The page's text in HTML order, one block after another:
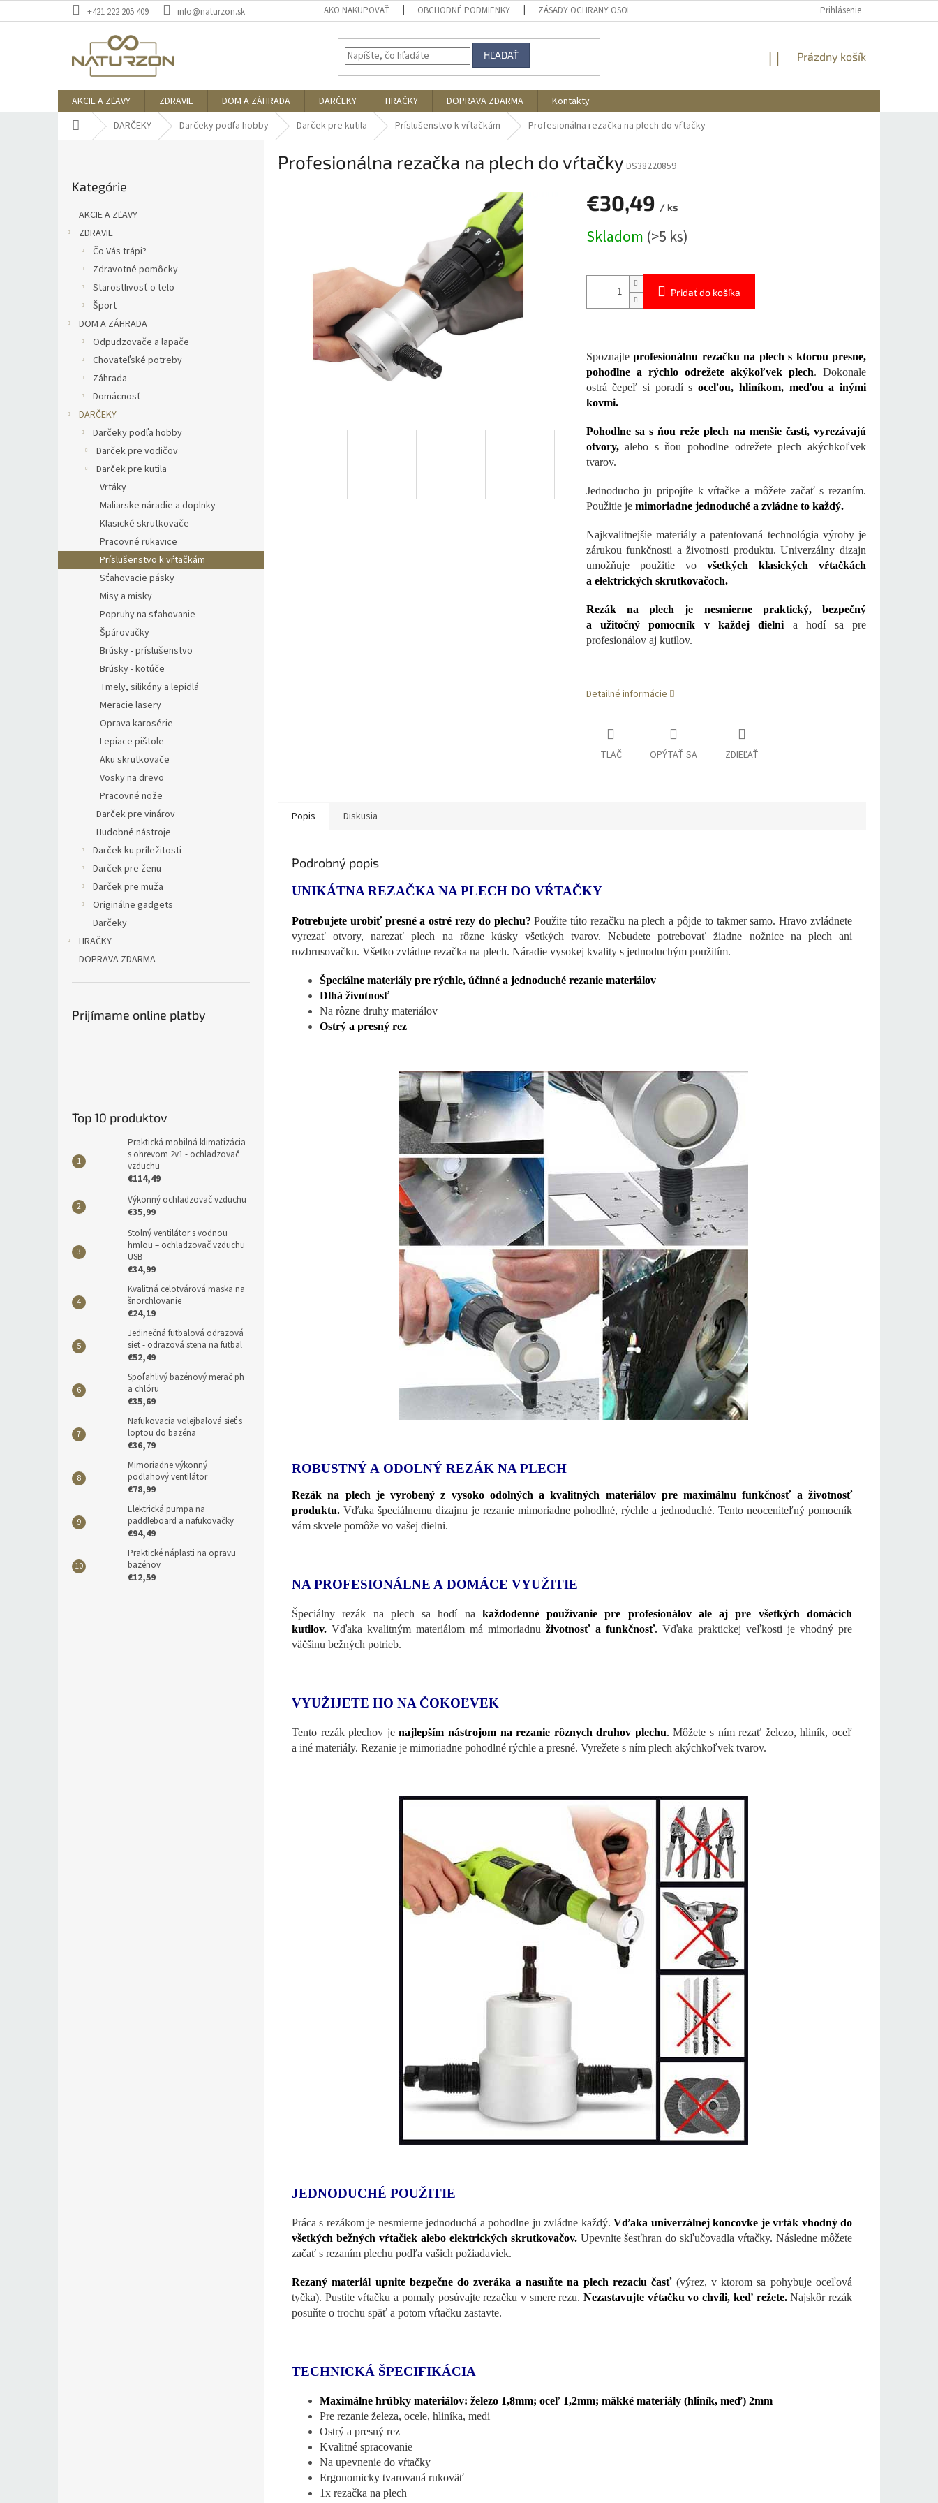
na
+421 222 205 409 info@naturzon.sk AKO NAKUPOVAŤ OBCHODNÉ PODMIENKY ZÁSADY OCHRANY OSOBNÝCH ÚDAJOV REKLAMÁCIA A VRÁTENIE
Prihlásenie
HĽADAŤ
NÁKUPNÝ
Prázdny košík
AKCIE A ZĽAVY ZDRAVIE DOM A ZÁHRADA DARČEKY HRAČKY DOPRAVA ZDARMA
Kontakty
DomovDARČEKY Darčeky podľa hobby Darček pre kutila Príslušenstvo k vŕtačkám Profesionálna rezačka na plech do vŕtačky
kategórie
Kategórie
AKCIE A ZĽAVY
ZDRAVIE
Čo Vás trápi?
Zdravotné pomôcky
Starostlivosť o telo
Šport
DOM A ZÁHRADA
Odpudzovače a lapače
Chovateľské potreby
Záhrada
Domácnosť
DARČEKY
Darčeky podľa hobby
Darček pre vodičov
Darček pre kutila
Vrtáky
Maliarske náradie a doplnky
Klasické skrutkovače
Pracovné rukavice
Príslušenstvo k vŕtačkám
Sťahovacie pásky
Misy a misky
Popruhy na sťahovanie
Špárovačky
Brúsky - príslušenstvo
Brúsky - kotúče
Tmely, silikóny a lepidlá
Meracie lasery
Oprava karosérie
Lepiace pištole
Aku skrutkovače
Vosky na drevo
Pracovné nože
Darček pre vinárov
Hudobné nástroje
Darček ku príležitosti
Darček pre ženu
Darček pre muža
Originálne gadgets
Darčeky
HRAČKY
DOPRAVA ZDARMA
Prijímame online platby
Top 10 produktov
Praktická mobilná klimatizácia
s ohrevom 2v1 - ochladzovač
vzduchu
€114,49
Výkonný ochladzovač vzduchu
€35,99
Stolný ventilátor s vodnou
hmlou – ochladzovač vzduchu
USB
€34,99
Kvalitná celotvárová maska na
šnorchlovanie
€24,19
Jedinečná futbalová odrazová
sieť - odrazová stena na futbal
€52,49
Spoľahlivý bazénový merač ph
a chlóru
€35,69
Nafukovacia volejbalová sieť s
loptou do bazéna
€36,79
Mimoriadne výkonný
podlahový ventilátor
€78,99
Elektrická pumpa na
paddleboard a nafukovačky
€94,49
Praktické náplasti na opravu
bazénov
€12,59
Profesionálna rezačka na plech do vŕtačky DS38220859
€30,49 / ks
cena:
Skladom (>5 ks)
Pridať do košíka
Spoznajte profesionálnu rezačku na plech s ktorou presne,
pohodlne a rýchlo odrežete akýkoľvek plech. Dokonale
ostrá čepeľ si poradí soceľou, hliníkom, meďou a inými
kovmi.
Pohodlne sa s ňou reže plech na menšie časti, vyrezávajú
otvory,alebo s ňou pohodlne odrežete plech akýchkoľvek
tvarov.
Jednoducho ju pripojíte k vŕtačke a môžete začať s rezaním.
Použitie je mimoriadne jednoduché a zvládne to každý.
Najkvalitnejšie materiály a patentovaná technológia výroby je
zárukou funkčnosti a životnosti produktu. Univerzálny dizajn
umožňuje použitie vo všetkých klasických vŕtačkách
a elektrických skrutkovačoch.
Rezák na plech je nesmierne praktický, bezpečný
a užitočný pomocník v každej dielnia hodí sa pre
profesionálov aj kutilov.
Detailné informácie
TLAČ OPÝTAŤ SA ZDIEĽAŤ
Popis Diskusia
Podrobný popis
UNIKÁTNA REZAČKA NA PLECH DO VŔTAČKY
Potrebujete urobiť presné a ostré rezy do plechu? Použite túto rezačku na plech a pôjde to takmer samo. Hravo zvládnete
vyrezať otvory, narezať plech na rôzne kúsky všetkých tvarov. Nebudete potrebovať žiadne nožnice na plech ani
rozbrusovačku. Všetko zvládne rezačka na plech. Náradie vysokej kvality s jednoduchým použitím.
Špeciálne materiály pre rýchle, účinné a jednoduché rezanie materiálov
Dlhá životnosť
Na rôzne druhy materiálov
Ostrý a presný rez
ROBUSTNÝ A ODOLNÝ REZÁK NA PLECH
Rezák na plech je vyrobený z vysoko odolných a kvalitných materiálov pre maximálnu funkčnosť a životnosť
produktu. Vďaka špeciálnemu dizajnu je rezanie mimoriadne pohodlné, rýchle a jednoduché. Tento neoceniteľný pomocník
vám skvele pomôže vo vašej dielni.
NA PROFESIONÁLNE A DOMÁCE VYUŽITIE
Špeciálny rezák na plech sa hodí na každodenné používanie pre profesionálov ale aj pre všetkých domácich
kutilov. Vďaka kvalitným materiálom má mimoriadnu životnosť a funkčnosť.Vďaka praktickej veľkosti je vhodný pre
väčšinu bežných potrieb.
VYUŽIJETE HO NA ČOKOĽVEK
Tento rezák plechov jenajlepším nástrojom na rezanie rôznych druhov plechu. Môžete s ním rezať železo, hliník, oceľ
a iné materiály. Rezanie je mimoriadne pohodlné rýchle a presné. Vyrežete s ním plech akýchkoľvek tvarov.
JEDNODUCHÉ POUŽITIE
Práca s rezákom je nesmierne jednoduchá a pohodlne ju zvládne každý.Vďaka univerzálnej koncovke je vrták vhodný do
všetkých bežných vŕtačiek alebo elektrických skrutkovačov.Upevnite šesťhran do skľučovadla vŕtačky. Následne môžete
začať s rezaním plechu podľa vašich požiadaviek.
Rezaný materiál upnite bezpečne do zveráka a nasuňte na plech rezaciu časť (výrez, v ktorom sa pohybuje oceľová
tyčka). Pustite vŕtačku a pomaly posúvajte rezačku v smere rezu.Nezastavujte vŕtačku vo chvíli, keď režete.Najskôr rezák
posuňte o trochu späť a potom vŕtačku zastavte.
TECHNICKÁ ŠPECIFIKÁCIA
Maximálne hrúbky materiálov: železo 1,8mm; oceľ 1,2mm; mäkké materiály (hliník, meď) 2mm
Pre rezanie železa, ocele, hliníka, medi
Ostrý a presný rez
Kvalitné spracovanie
Na upevnenie do vŕtačky
Ergonomicky tvarovaná rukoväť
1x rezačka na plech